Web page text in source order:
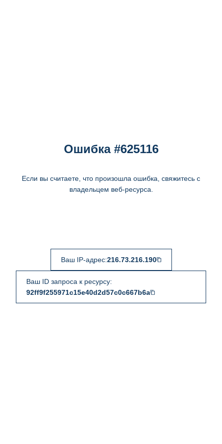
Ошибка #625116
Если вы считаете, что произошла ошибка, свяжитесь с
владельцем веб-ресурса.
Ваш IP-адрес:216.73.216.190
Ваш ID запроса к ресурсу:
92ff9f255971c15e40d2d57c0c667b6a